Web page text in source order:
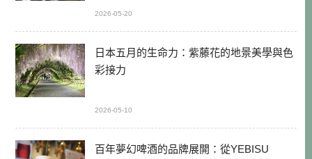
2026-05-20
日本五月的生命力：紫藤花的地景美學與色
彩接力
2026-05-10
百年夢幻啤酒的品牌展開：從YEBISU